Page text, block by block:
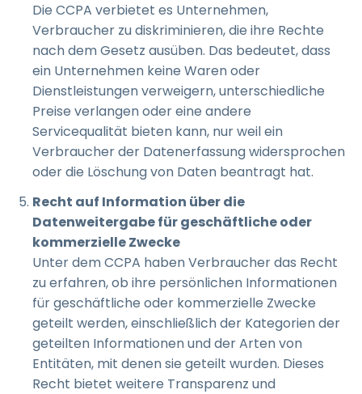
Die CCPA verbietet es Unternehmen,
Verbraucher zu diskriminieren, die ihre Rechte
nach dem Gesetz ausüben. Das bedeutet, dass
ein Unternehmen keine Waren oder
Dienstleistungen verweigern, unterschiedliche
Preise verlangen oder eine andere
Servicequalität bieten kann, nur weil ein
Verbraucher der Datenerfassung widersprochen
oder die Löschung von Daten beantragt hat.
Recht auf Information über die
Datenweitergabe für geschäftliche oder
kommerzielle Zwecke
Unter dem CCPA haben Verbraucher das Recht
zu erfahren, ob ihre persönlichen Informationen
für geschäftliche oder kommerzielle Zwecke
geteilt werden, einschließlich der Kategorien der
geteilten Informationen und der Arten von
Entitäten, mit denen sie geteilt wurden. Dieses
Recht bietet weitere Transparenz und